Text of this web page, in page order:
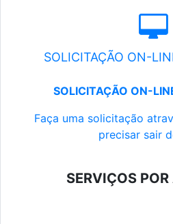
SOLICITAÇÃO ON-
SOLICITAÇÃO ON-
Faça uma solicitação
precisar sair
SERVIÇOS